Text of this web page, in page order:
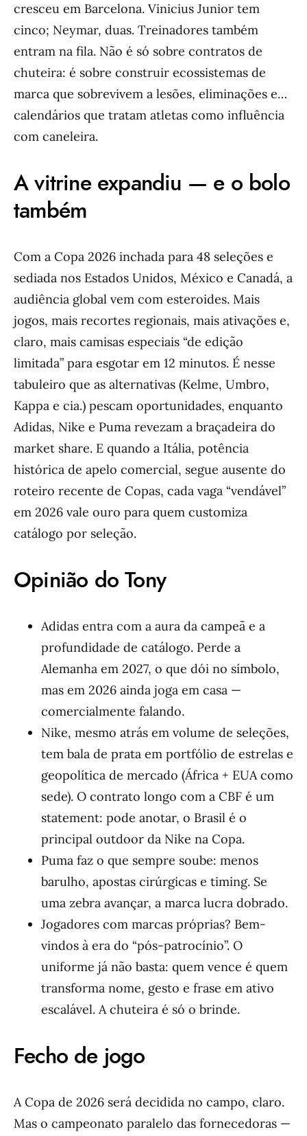
cresceu em Barcelona. Vinicius Junior tem
cinco; Neymar, duas. Treinadores também
entram na fila. Não é só sobre contratos de
chuteira: é sobre construir ecossistemas de
marca que sobrevivem a lesões, eliminações e…
calendários que tratam atletas como influência
com caneleira.
A vitrine expandiu — e o bolo
também
Com a Copa 2026 inchada para 48 seleções e
sediada nos Estados Unidos, México e Canadá, a
audiência global vem com esteroides. Mais
jogos, mais recortes regionais, mais ativações e,
claro, mais camisas especiais “de edição
limitada” para esgotar em 12 minutos. É nesse
tabuleiro que as alternativas (Kelme, Umbro,
Kappa e cia.) pescam oportunidades, enquanto
Adidas, Nike e Puma revezam a braçadeira do
market share. E quando a Itália, potência
histórica de apelo comercial, segue ausente do
roteiro recente de Copas, cada vaga “vendável”
em 2026 vale ouro para quem customiza
catálogo por seleção.
Opinião do Tony
Adidas entra com a aura da campeã e a
profundidade de catálogo. Perde a
Alemanha em 2027, o que dói no símbolo,
mas em 2026 ainda joga em casa —
comercialmente falando.
Nike, mesmo atrás em volume de seleções,
tem bala de prata em portfólio de estrelas e
geopolítica de mercado (África + EUA como
sede). O contrato longo com a CBF é um
statement: pode anotar, o Brasil é o
principal outdoor da Nike na Copa.
Puma faz o que sempre soube: menos
barulho, apostas cirúrgicas e timing. Se
uma zebra avançar, a marca lucra dobrado.
Jogadores com marcas próprias? Bem-
vindos à era do “pós-patrocínio”. O
uniforme já não basta: quem vence é quem
transforma nome, gesto e frase em ativo
escalável. A chuteira é só o brinde.
Fecho de jogo
A Copa de 2026 será decidida no campo, claro.
Mas o campeonato paralelo das fornecedoras —